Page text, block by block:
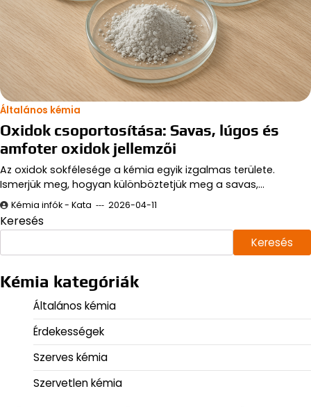
Általános kémia
Oxidok csoportosítása: Savas, lúgos és
amfoter oxidok jellemzői
Az oxidok sokfélesége a kémia egyik izgalmas területe.
Ismerjük meg, hogyan különböztetjük meg a savas,…
Kémia infók - Kata 2026-04-11
Keresés
Keresés
Kémia kategóriák
Általános kémia
Érdekességek
Szerves kémia
Szervetlen kémia